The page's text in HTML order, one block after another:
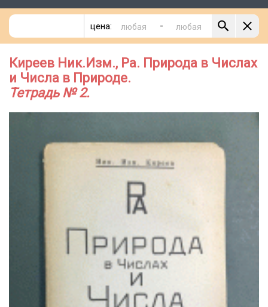
цена: -
Киреев Ник.Изм., Ра. Природа в Числах
и Числа в Природе.
Тетрадь № 2.